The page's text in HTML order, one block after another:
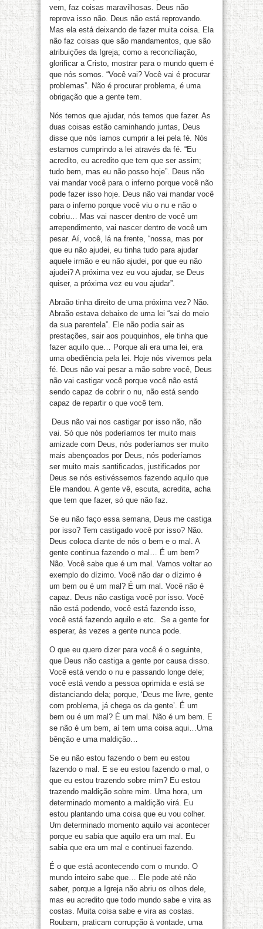
vem, faz coisas maravilhosas. Deus não
reprova isso não. Deus não está reprovando.
Mas ela está deixando de fazer muita coisa. Ela
não faz coisas que são mandamentos, que são
atribuições da Igreja; como a reconciliação,
glorificar a Cristo, mostrar para o mundo quem é
que nós somos. “Você vai? Você vai é procurar
problemas”. Não é procurar problema, é uma
obrigação que a gente tem.
Nós temos que ajudar, nós temos que fazer. As
duas coisas estão caminhando juntas, Deus
disse que nós íamos cumprir a lei pela fé. Nós
estamos cumprindo a lei através da fé. “Eu
acredito, eu acredito que tem que ser assim;
tudo bem, mas eu não posso hoje”. Deus não
vai mandar você para o inferno porque você não
pode fazer isso hoje. Deus não vai mandar você
para o inferno porque você viu o nu e não o
cobriu… Mas vai nascer dentro de você um
arrependimento, vai nascer dentro de você um
pesar. Aí, você, lá na frente, “nossa, mas por
que eu não ajudei, eu tinha tudo para ajudar
aquele irmão e eu não ajudei, por que eu não
ajudei? A próxima vez eu vou ajudar, se Deus
quiser, a próxima vez eu vou ajudar”.
Abraão tinha direito de uma próxima vez? Não.
Abraão estava debaixo de uma lei “sai do meio
da sua parentela”. Ele não podia sair as
prestações, sair aos pouquinhos, ele tinha que
fazer aquilo que… Porque ali era uma lei, era
uma obediência pela lei. Hoje nós vivemos pela
fé. Deus não vai pesar a mão sobre você, Deus
não vai castigar você porque você não está
sendo capaz de cobrir o nu, não está sendo
capaz de repartir o que você tem.
Deus não vai nos castigar por isso não, não
vai. Só que nós poderíamos ter muito mais
amizade com Deus, nós poderíamos ser muito
mais abençoados por Deus, nós poderíamos
ser muito mais santificados, justificados por
Deus se nós estivéssemos fazendo aquilo que
Ele mandou. A gente vê, escuta, acredita, acha
que tem que fazer, só que não faz.
Se eu não faço essa semana, Deus me castiga
por isso? Tem castigado você por isso? Não.
Deus coloca diante de nós o bem e o mal. A
gente continua fazendo o mal… É um bem?
Não. Você sabe que é um mal. Vamos voltar ao
exemplo do dízimo. Você não dar o dízimo é
um bem ou é um mal? É um mal. Você não é
capaz. Deus não castiga você por isso. Você
não está podendo, você está fazendo isso,
você está fazendo aquilo e etc. Se a gente for
esperar, às vezes a gente nunca pode.
O que eu quero dizer para você é o seguinte,
que Deus não castiga a gente por causa disso.
Você está vendo o nu e passando longe dele;
você está vendo a pessoa oprimida e está se
distanciando dela; porque, ‘Deus me livre, gente
com problema, já chega os da gente’. É um
bem ou é um mal? É um mal. Não é um bem. E
se não é um bem, aí tem uma coisa aqui…Uma
bênção e uma maldição…
Se eu não estou fazendo o bem eu estou
fazendo o mal. E se eu estou fazendo o mal, o
que eu estou trazendo sobre mim? Eu estou
trazendo maldição sobre mim. Uma hora, um
determinado momento a maldição virá. Eu
estou plantando uma coisa que eu vou colher.
Um determinado momento aquilo vai acontecer
porque eu sabia que aquilo era um mal. Eu
sabia que era um mal e continuei fazendo.
É o que está acontecendo com o mundo. O
mundo inteiro sabe que… Ele pode até não
saber, porque a Igreja não abriu os olhos dele,
mas eu acredito que todo mundo sabe e vira as
costas. Muita coisa sabe e vira as costas.
Roubam, praticam corrupção à vontade, uma